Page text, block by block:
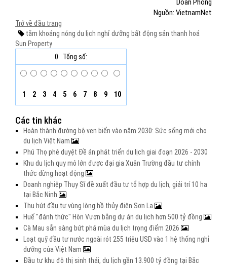
Doãn Phong
Nguồn: VietnamNet
Trở về đầu trang
tắm khoáng nóng du lịch nghỉ dưỡng bất động sản thanh hoá
Sun Property
0
Tổng số:
1 2 3 4 5 6 7 8 9 10
Các tin khác
Hoàn thành đường bộ ven biển vào năm 2030: Sức sống mới cho
du lịch Việt Nam
Phú Thọ phê duyệt Đề án phát triển du lịch giai đoạn 2026 - 2030
Khu du lịch quy mô lớn được đại gia Xuân Trường đầu tư chính
thức dừng hoạt động
Doanh nghiệp Thụy Sĩ đề xuất đầu tư tổ hợp du lịch, giải trí 10 ha
tại Bắc Ninh
Thu hút đầu tư vùng lòng hồ thủy điện Sơn La
Huế "đánh thức" Hòn Vượn bằng dự án du lịch hơn 500 tỷ đồng
Cà Mau sẵn sàng bứt phá mùa du lịch trọng điểm 2026
Loạt quỹ đầu tư nước ngoài rót 255 triệu USD vào 1 hệ thống nghỉ
dưỡng của Việt Nam
Đầu tư khu đô thị sinh thái, du lịch gần 13.900 tỷ đồng tại Bắc